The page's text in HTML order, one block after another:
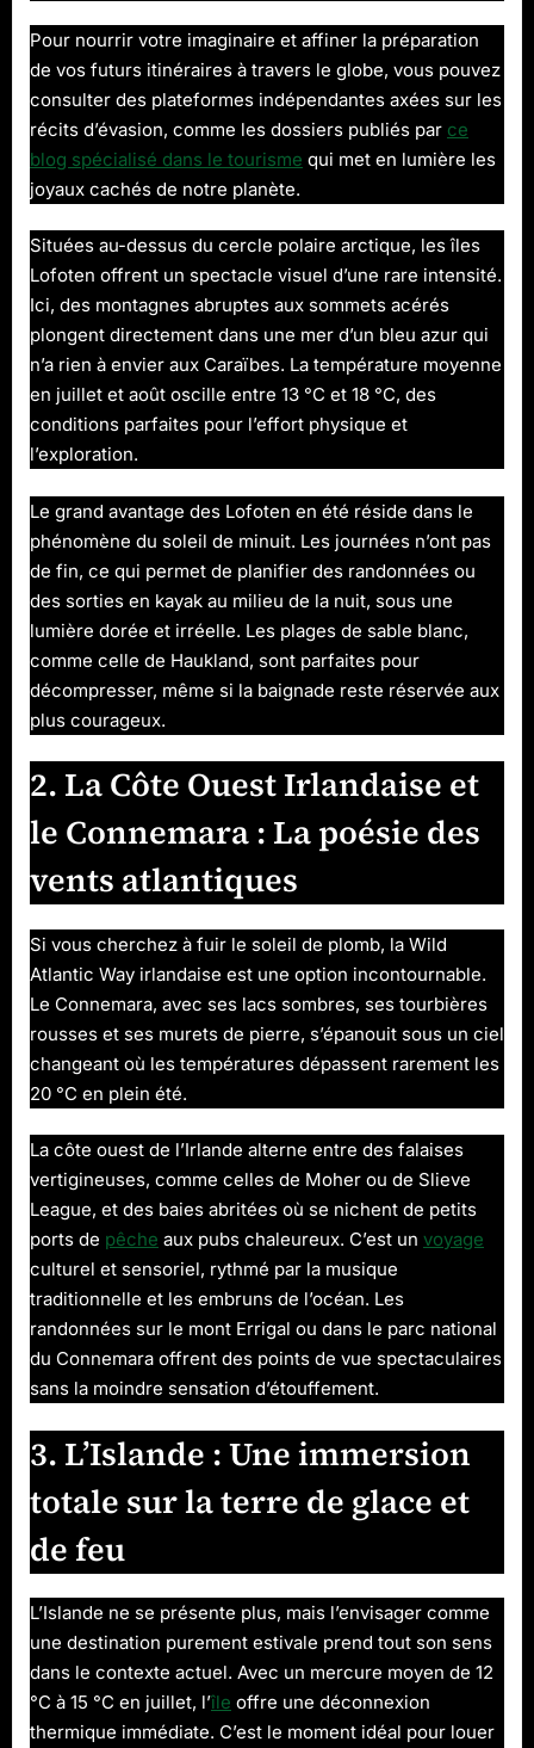
Pour nourrir votre imaginaire et affiner la préparation
de vos futurs itinéraires à travers le globe, vous pouvez
consulter des plateformes indépendantes axées sur les
récits d’évasion, comme les dossiers publiés par ce
blog spécialisé dans le tourisme qui met en lumière les
joyaux cachés de notre planète.
Situées au-dessus du cercle polaire arctique, les îles
Lofoten offrent un spectacle visuel d’une rare intensité.
Ici, des montagnes abruptes aux sommets acérés
plongent directement dans une mer d’un bleu azur qui
n’a rien à envier aux Caraïbes. La température moyenne
en juillet et août oscille entre 13 °C et 18 °C, des
conditions parfaites pour l’effort physique et
l’exploration.
Le grand avantage des Lofoten en été réside dans le
phénomène du soleil de minuit. Les journées n’ont pas
de fin, ce qui permet de planifier des randonnées ou
des sorties en kayak au milieu de la nuit, sous une
lumière dorée et irréelle. Les plages de sable blanc,
comme celle de Haukland, sont parfaites pour
décompresser, même si la baignade reste réservée aux
plus courageux.
2. La Côte Ouest Irlandaise et
le Connemara : La poésie des
vents atlantiques
Si vous cherchez à fuir le soleil de plomb, la Wild
Atlantic Way irlandaise est une option incontournable.
Le Connemara, avec ses lacs sombres, ses tourbières
rousses et ses murets de pierre, s’épanouit sous un ciel
changeant où les températures dépassent rarement les
20 °C en plein été.
La côte ouest de l’Irlande alterne entre des falaises
vertigineuses, comme celles de Moher ou de Slieve
League, et des baies abritées où se nichent de petits
ports de pêche aux pubs chaleureux. C’est un voyage
culturel et sensoriel, rythmé par la musique
traditionnelle et les embruns de l’océan. Les
randonnées sur le mont Errigal ou dans le parc national
du Connemara offrent des points de vue spectaculaires
sans la moindre sensation d’étouffement.
3. L’Islande : Une immersion
totale sur la terre de glace et
de feu
L’Islande ne se présente plus, mais l’envisager comme
une destination purement estivale prend tout son sens
dans le contexte actuel. Avec un mercure moyen de 12
°C à 15 °C en juillet, l’île offre une déconnexion
thermique immédiate. C’est le moment idéal pour louer